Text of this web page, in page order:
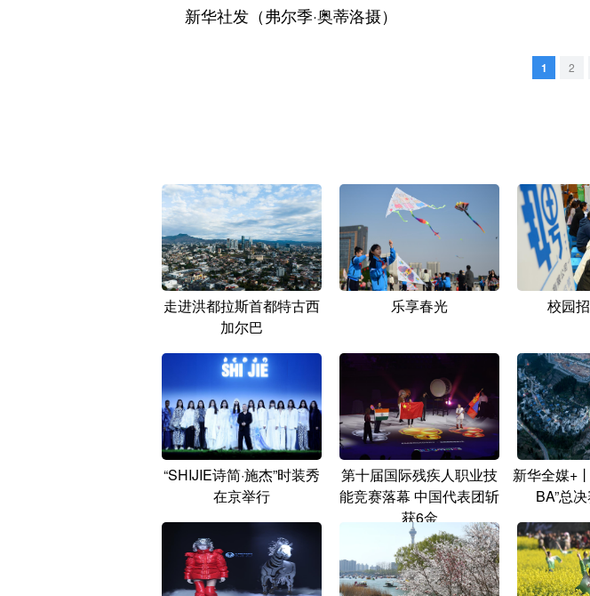
新华社发（弗尔季·奥蒂洛摄）
1 2
走进洪都拉斯首都特古西
加尔巴
乐享春光 校园
“SHIJIE诗简·施杰”时装秀
在京举行
第十届国际残疾人职业技
能竞赛落幕 中国代表团斩
获6金
新华全媒+
BA”总